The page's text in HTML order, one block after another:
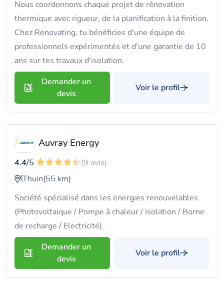
Nous coordonnons chaque projet de rénovation
thermique avec rigueur, de la planification à la finition.
Chez Renovating, tu bénéficies d'une équipe de
professionnels expérimentés et d'une garantie de 10
ans sur tes travaux d'isolation.
Demander un
devis
Voir le profil
Auvray Energy
4.4/5
(9 avis)
Thuin(55 km)
Société spécialisé dans les energies renouvelables
(Photovoltaique / Pompe à chaleur / Isolation / Borne
de recharge / Electricité)
Demander un
devis
Voir le profil